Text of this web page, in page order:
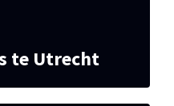
te Utrecht